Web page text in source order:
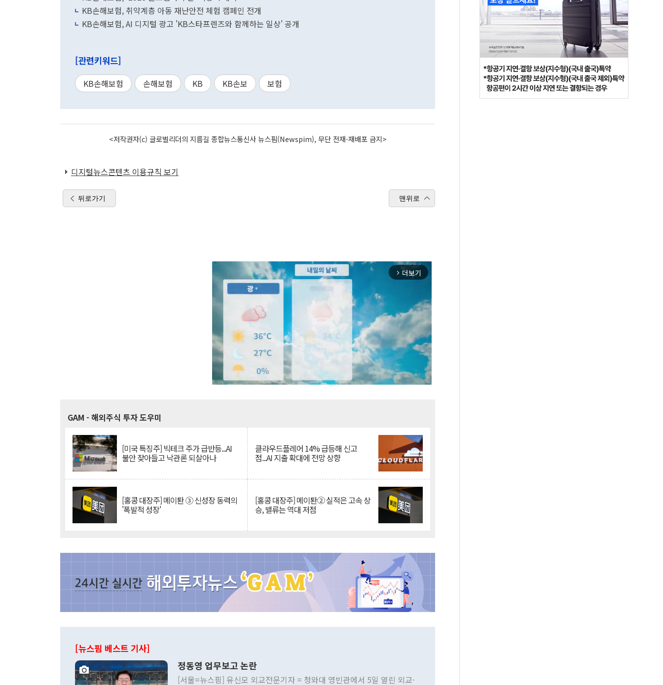
KB손해보험, 취약계층 아동 재난안전 체험 캠페인 전개
KB손해보험, AI 디지털 광고 'KB스타프렌즈와 함께하는 일상' 공개
[관련키워드]
KB손해보험 손해보험 KB KB손보 보험
<저작권자(c) 글로벌리더의 지름길 종합뉴스통신사 뉴스핌(Newspim), 무단 전재-재배포 금지>
디지털뉴스콘텐츠 이용규칙 보기
뒤로가기 맨위로
arrow_forward_ios 더보기
GAM - 해외주식 투자 도우미
[미국 특징주] 빅테크 주가 급반등...AI
불안 잦아들고 낙관론 되살아나
클라우드플레어 14% 급등해 신고
점...AI 지출 확대에 전망 상향
[홍콩 대장주] 메이퇀 ③ 신성장 동력의
'폭발적 성장'
[홍콩 대장주] 메이퇀② 실적은 고속 상
승, 밸류는 역대 저점
[뉴스핌 베스트 기사]
정동영 업무보고 논란
[서울=뉴스핌] 유신모 외교전문기자 = 청와대 영빈관에서 5일 열린 외교·